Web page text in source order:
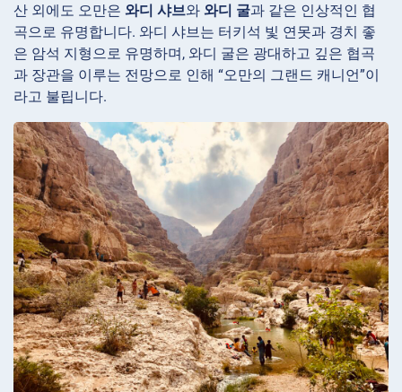
산 외에도 오만은 와디 샤브와 와디 굴과 같은 인상적인 협
곡으로 유명합니다. 와디 샤브는 터키석 빛 연못과 경치 좋
은 암석 지형으로 유명하며, 와디 굴은 광대하고 깊은 협곡
과 장관을 이루는 전망으로 인해 “오만의 그랜드 캐니언”이
라고 불립니다.